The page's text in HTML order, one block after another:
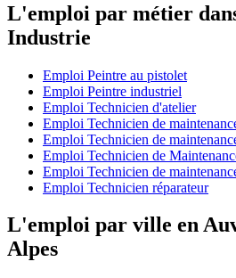
L'emploi par métier
Industrie
Emploi Peintre au pistolet
Emploi Peintre industriel
Emploi Technicien d'atelier
Emploi Technicien de
Emploi Technicien de
Emploi Technicien de
Emploi Technicien de
Emploi Technicien réparateur
L'emploi par ville en
Alpes